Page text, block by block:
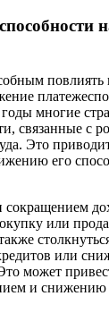
повлиять
многие
связанные с
Это
его
сокращением
или
или
может
и снижению